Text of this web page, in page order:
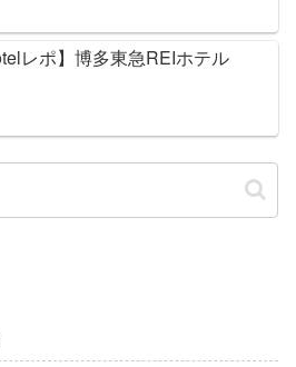
レポ】博多東急REIホテル